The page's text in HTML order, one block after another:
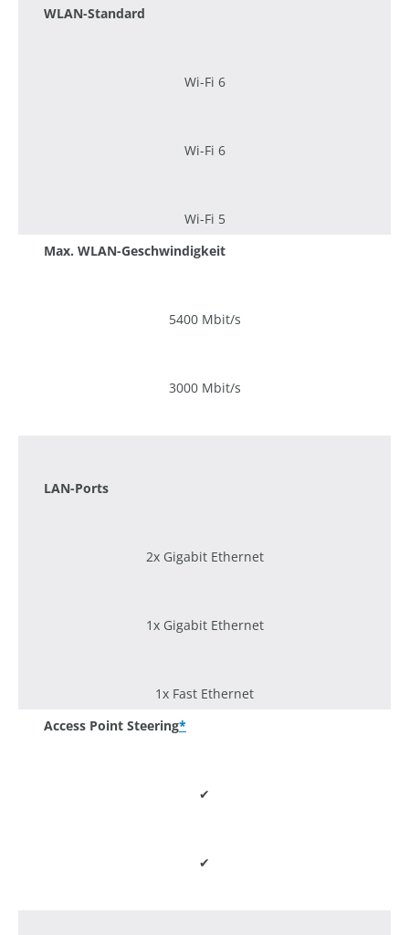
WLAN-Standard
Wi-Fi 6
Wi-Fi 6
Wi-Fi 5
Max. WLAN-Geschwindigkeit
5400 Mbit/s
3000 Mbit/s
LAN-Ports
2x Gigabit Ethernet
1x Gigabit Ethernet
1x Fast Ethernet
Access Point Steering*
✔
✔